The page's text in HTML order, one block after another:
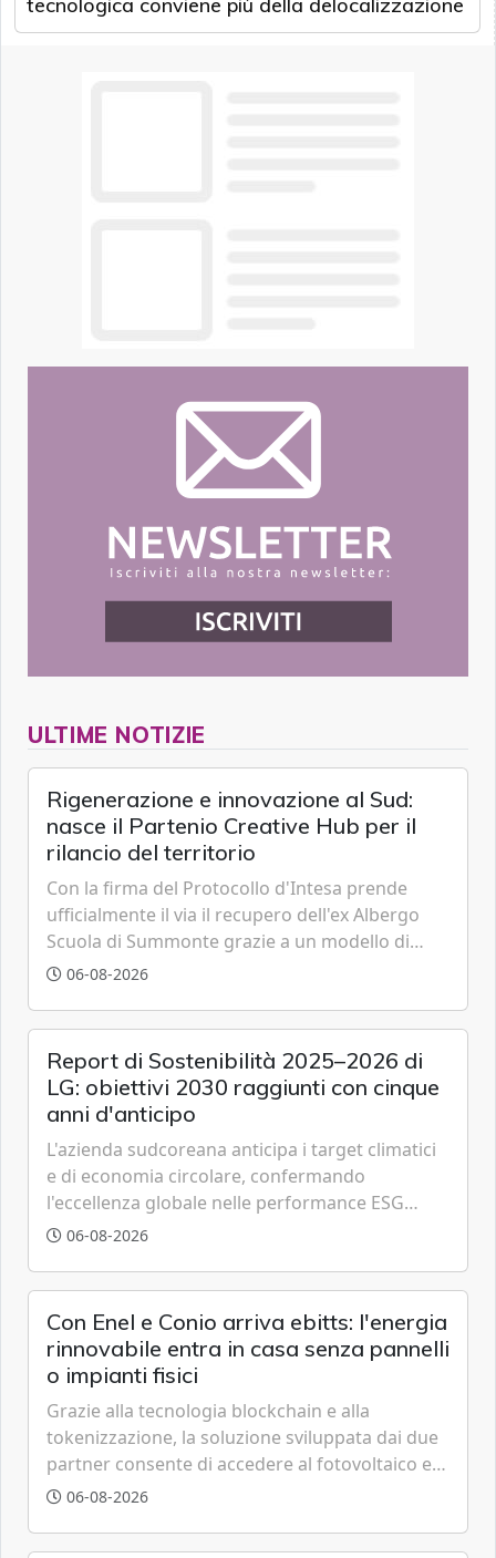
ULTIME NOTIZIE
Rigenerazione e innovazione al Sud:
nasce il Partenio Creative Hub per il
rilancio del territorio
Con la firma del Protocollo d'Intesa prende
ufficialmente il via il recupero dell'ex Albergo
Scuola di Summonte grazie a un modello di
partenariato pubblico-privato e a una rete di
06-08-2026
Report di Sostenibilità 2025–2026 di
LG: obiettivi 2030 raggiunti con cinque
anni d'anticipo
L'azienda sudcoreana anticipa i target climatici
e di economia circolare, confermando
l'eccellenza globale nelle performance ESG
grazie a innovazione, accessibilità e governance
06-08-2026
Con Enel e Conio arriva ebitts: l'energia
rinnovabile entra in casa senza pannelli
o impianti fisici
Grazie alla tecnologia blockchain e alla
tokenizzazione, la soluzione sviluppata dai due
partner consente di accedere al fotovoltaico e
all'eolico ottenendo risparmi diretti in bolletta,
06-08-2026